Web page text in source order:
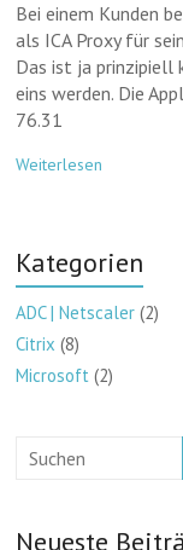
Bei einem Kunden
als ICA Proxy für
Das ist ja prinzipiell
eins werden. Die
76.31
Weiterlesen
Kategorien
ADC | Netscaler (2)
Citrix (8)
Microsoft (2)
Neueste